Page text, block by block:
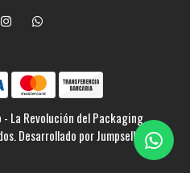
Revolución del Packaging.
Desarrollado por Jumpseller .